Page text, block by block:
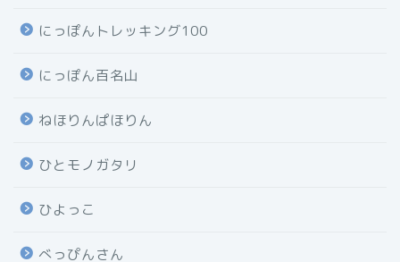
にっぽんトレッキング100
にっぽん百名山
ねほりんぱほりん
ひとモノガタリ
ひよっこ
べっぴんさん